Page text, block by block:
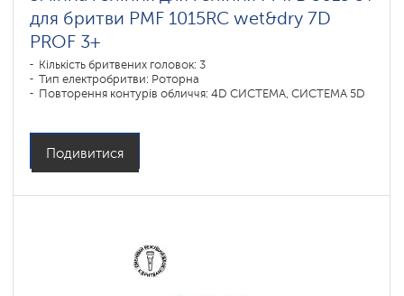
для бритви PMF 1015RC wet&dry 7D
PROF 3+
Кількість бритвених головок: 3
Тип електробритви: Роторна
Повторення контурів обличчя: 4D СИСТЕМА, СИСТЕМА 5D
Подивитися